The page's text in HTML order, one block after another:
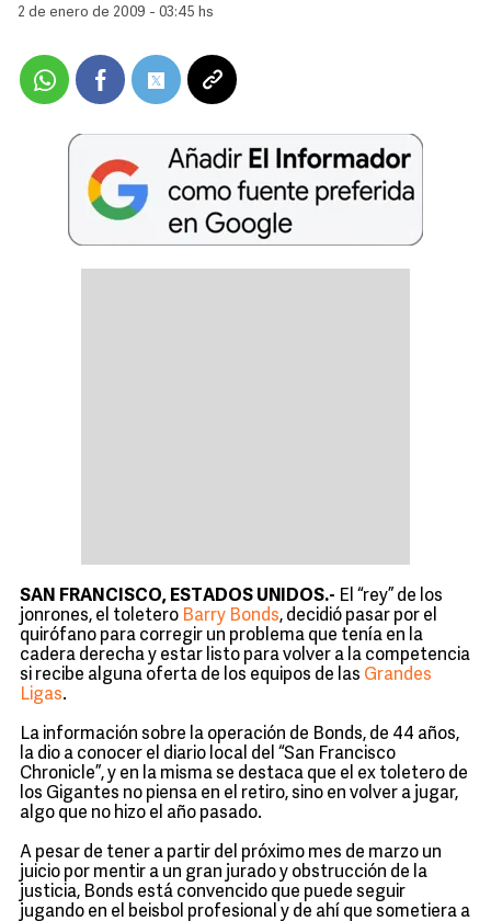
2 de enero de 2009 - 03:45 hs
SAN FRANCISCO, ESTADOS UNIDOS.- El “rey” de los
jonrones, el toletero Barry Bonds, decidió pasar por el
quirófano para corregir un problema que tenía en la
cadera derecha y estar listo para volver a la competencia
si recibe alguna oferta de los equipos de las Grandes
Ligas.
La información sobre la operación de Bonds, de 44 años,
la dio a conocer el diario local del “San Francisco
Chronicle”, y en la misma se destaca que el ex toletero de
los Gigantes no piensa en el retiro, sino en volver a jugar,
algo que no hizo el año pasado.
A pesar de tener a partir del próximo mes de marzo un
juicio por mentir a un gran jurado y obstrucción de la
justicia, Bonds está convencido que puede seguir
jugando en el beisbol profesional y de ahí que sometiera a